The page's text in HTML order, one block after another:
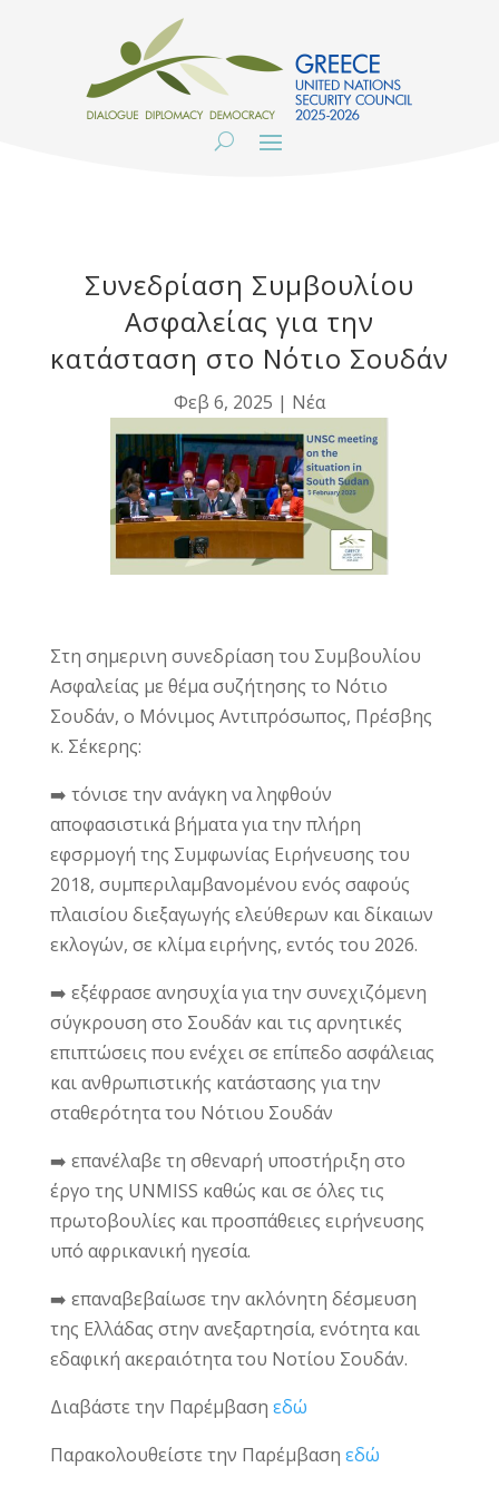
Συνεδρίαση Συμβουλίου
Ασφαλείας για την
κατάσταση στο Νότιο Σουδάν
Φεβ 6, 2025 | Νέα
Στη σημερινη συνεδρίαση του Συμβουλίου
Ασφαλείας με θέμα συζήτησης το Νότιο
Σουδάν, ο Μόνιμος Αντιπρόσωπος, Πρέσβης
κ. Σέκερης:
➡️ τόνισε την ανάγκη να ληφθούν
αποφασιστικά βήματα για την πλήρη
εφσρμογή της Συμφωνίας Ειρήνευσης του
2018, συμπεριλαμβανομένου ενός σαφούς
πλαισίου διεξαγωγής ελεύθερων και δίκαιων
εκλογών, σε κλίμα ειρήνης, εντός του 2026.
➡️ εξέφρασε ανησυχία για την συνεχιζόμενη
σύγκρουση στο Σουδάν και τις αρνητικές
επιπτώσεις που ενέχει σε επίπεδο ασφάλειας
και ανθρωπιστικής κατάστασης για την
σταθερότητα του Νότιου Σουδάν
➡️ επανέλαβε τη σθεναρή υποστήριξη στο
έργο της UNMISS καθώς και σε όλες τις
πρωτοβουλίες και προσπάθειες ειρήνευσης
υπό αφρικανική ηγεσία.
➡️ επαναβεβαίωσε την ακλόνητη δέσμευση
της Ελλάδας στην ανεξαρτησία, ενότητα και
εδαφική ακεραιότητα του Νοτίου Σουδάν.
Διαβάστε την Παρέμβαση εδώ
Παρακολουθείστε την Παρέμβαση εδώ